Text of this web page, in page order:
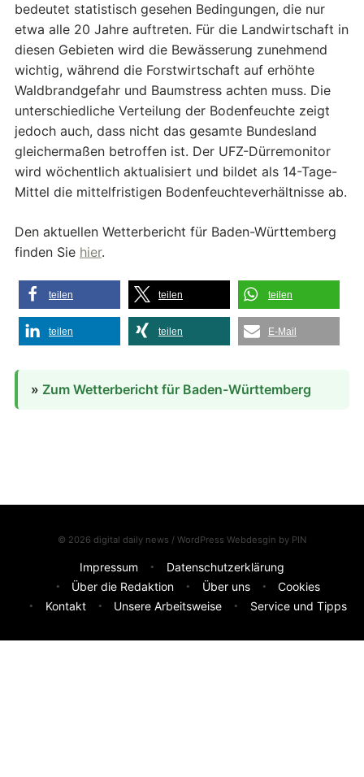
bedeutet statistisch gesehen Bedingungen, die nur
etwa alle 20 Jahre auftreten. Für die Landwirtschaft in
diesen Gebieten wird die Bewässerung zunehmend
wichtig, während die Forstwirtschaft auf erhöhte
Waldbrandgefahr und Baumstress achten muss. Die
unterschiedliche Verteilung der Bodenfeuchte zeigt
jedoch auch, dass nicht das gesamte Bundesland
gleichermaßen betroffen ist. Der UFZ-Dürremonitor
wird wöchentlich aktualisiert und bildet als 14-Tage-
Mittel die mittelfristigen Bodenfeuchteverhältnisse ab.
Den aktuellen Wetterbericht für Baden-Württemberg
finden Sie hier.
teilen teilen teilen
teilen teilen E-Mail
» Zum Wetterbericht für Baden-Württemberg
© 2026 digital daily news / WordPress Webdesgin by PIN
Impressum
Datenschutzerklärung
Über die Redaktion
Über uns
Cookies
Kontakt
Unsere Arbeitsweise Service und Tipps